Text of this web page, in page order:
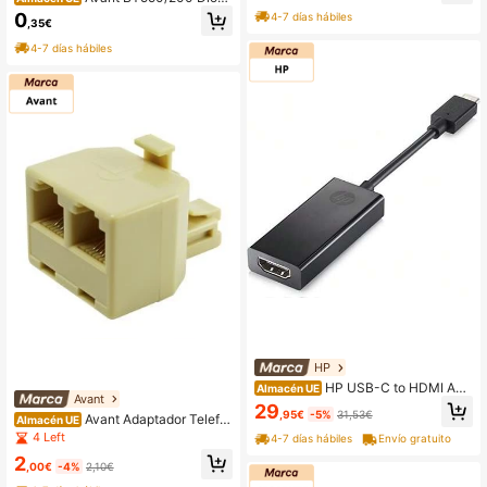
5 Amp. 200V.
0 ,35€
4-7 días hábiles
Avant
Almacén UE Avant Adaptador Telefo
no RJ12 6P6C 1 Macho A 2 Hembra
s 39.015/6/6
4 Left
2 ,00€ -4% 2,10€
4-7 días hábiles
HP
Almacén UE HP USB-C to HDMI Ada
pter Adaptador gráfico USB Negro
29 ,95€ -5% 31,53€
4-7 días hábiles
Envío gratuito